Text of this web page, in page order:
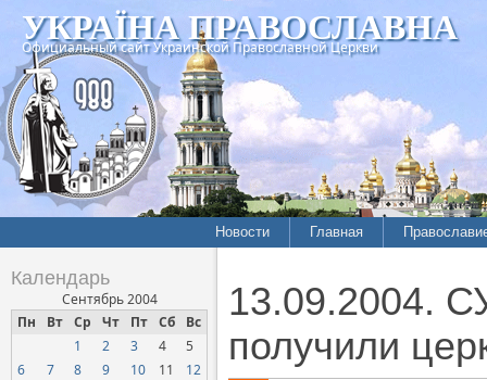
УКРАЇНА ПРАВОСЛАВНА
Официальный сайт Украинской Православной Церкви
Новости Главная
Календарь
Сентябрь 2004
Пн
Вт Ср Чт Пт Сб Вс
1 2 3 4
5
6
7 8 9 10 11
12
13.09.2004.
получили